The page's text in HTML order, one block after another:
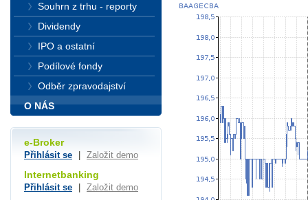
Souhrn z trhu - reporty
Dividendy
IPO a ostatní
Podílové fondy
Odběr zpravodajství
O NÁS
e-Broker
Přihlásit se Založit demo
Internetbanking
Přihlásit se Založit demo